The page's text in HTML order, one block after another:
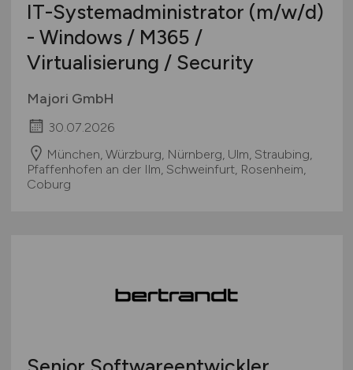
IT-Systemadministrator (m/w/d)
- Windows / M365 /
Virtualisierung / Security
Majori GmbH
30.07.2026
München, Würzburg, Nürnberg, Ulm, Straubing,
Pfaffenhofen an der Ilm, Schweinfurt, Rosenheim,
Coburg